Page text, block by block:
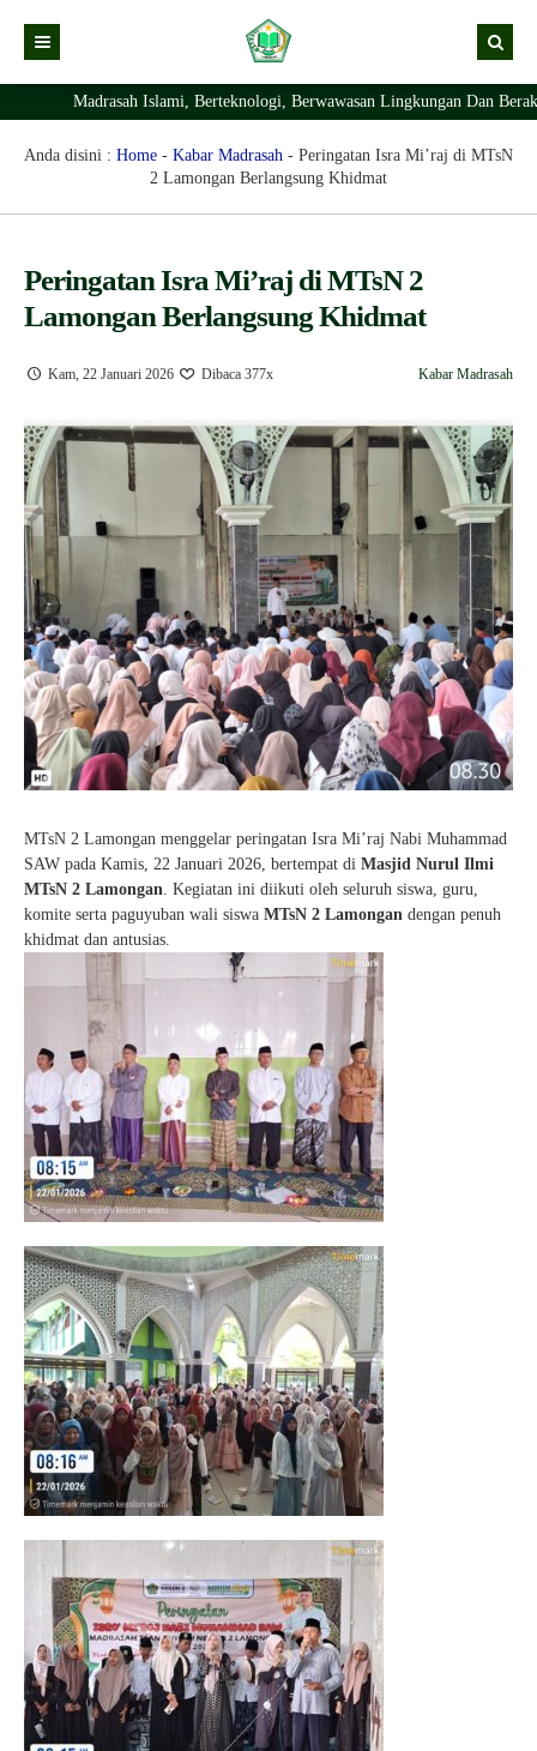
Kabar Madrasah
Profil Madrasah
Ekstrakurikuler Madrasah
Prestasi Madrasah
KURIKULUM
Struktur Organisasi Madrasah
Madrasah Islami, Berteknologi, Berwawasan Lingkungan Dan
Anda disini : Home - Kabar Madrasah - Peringatan Isra Mi’raj di MTsN
2 Lamongan Berlangsung Khidmat
Peringatan Isra Mi’raj di MTsN 2
Lamongan Berlangsung Khidmat
Kam, 22 Januari 2026 Dibaca 377x Kabar Madrasah
MTsN 2 Lamongan menggelar peringatan Isra Mi’raj Nabi Muhammad
SAW pada Kamis, 22 Januari 2026, bertempat di Masjid Nurul Ilmi
MTsN 2 Lamongan. Kegiatan ini diikuti oleh seluruh siswa, guru,
komite serta paguyuban wali siswa MTsN 2 Lamongan dengan penuh
khidmat dan antusias.